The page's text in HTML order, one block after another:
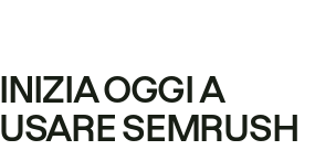
INIZIA OGGI A
USARE SEMRUSH